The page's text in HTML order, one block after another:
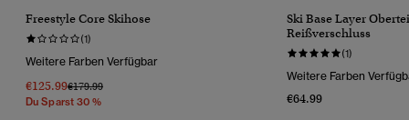
Freestyle Core Skihose
(1)
Weitere Farben Verfügbar
€125.99Preis Wurde Reduziert Von
€179.99Bis
Du Sparst 30 %
Ski Base Layer
Reißverschluss
(1)
Weitere Farben
€64.99